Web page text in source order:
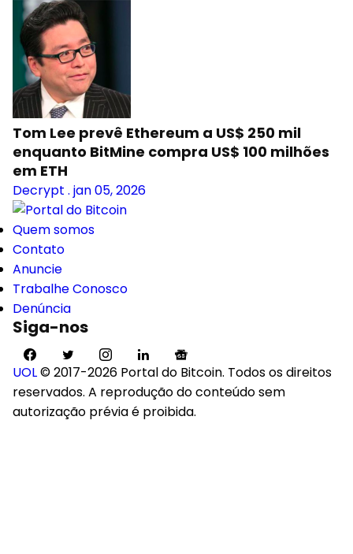
Tom Lee prevê Ethereum a US$ 250 mil
enquanto BitMine compra US$ 100 milhões
em ETH
Decrypt . jan 05, 2026
Quem somos
Contato
Anuncie
Trabalhe Conosco
Denúncia
Siga-nos
UOL© 2017-2026 Portal do Bitcoin. Todos os direitos
reservados. A reprodução do conteúdo sem
autorização prévia é proibida.